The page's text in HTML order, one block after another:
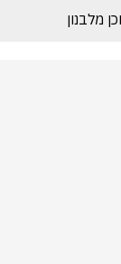
מלבנון